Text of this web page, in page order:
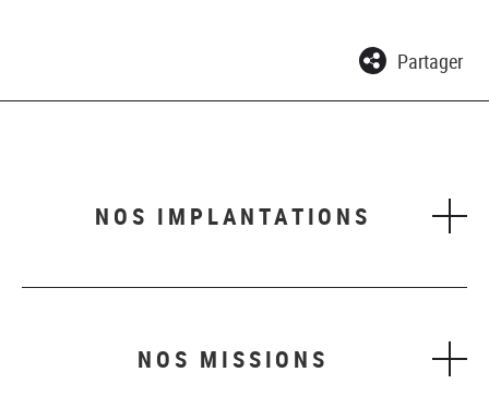
Partager
NOS IMPLANTATIONS
NOS MISSIONS